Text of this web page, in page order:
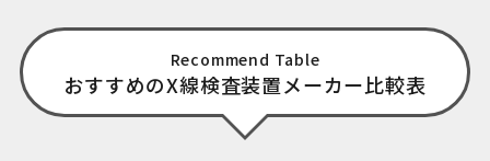
Recommend Table
おすすめのX線検査装置メーカー比較表